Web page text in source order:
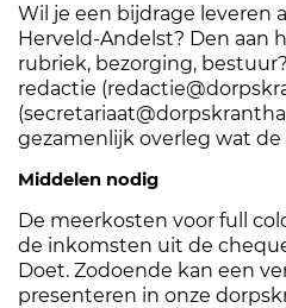
Wil je een bijdrage leveren
Herveld-Andelst? Den aan
rubriek, bezorging,
redactie
gezamenlijk overleg wat
Middelen nodig
De meerkosten voor full
de inkomsten uit de
Doet. Zodoende kan een
presenteren in onze